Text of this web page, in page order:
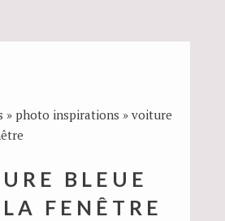
» photo inspirations »voiture
BLEUE
FENÊTRE